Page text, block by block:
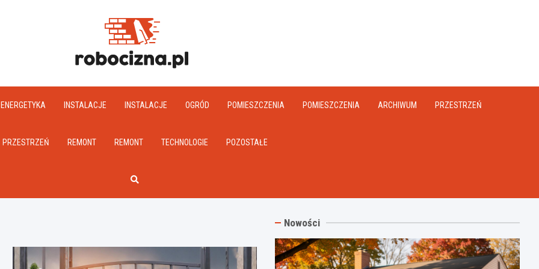
ENERGETYKA INSTALACJE INSTALACJE OGRÓD POMIESZCZENIA POMIESZCZENIA ARCHIWUM PRZESTRZEŃ
PRZESTRZEŃ REMONT REMONT TECHNOLOGIE POZOSTAŁE
Nowości